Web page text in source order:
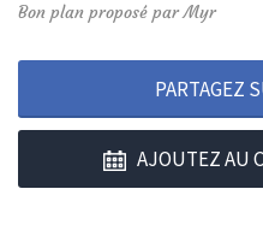
Bon plan proposé par Myr
PARTAGEZ
AJOUTEZ AU